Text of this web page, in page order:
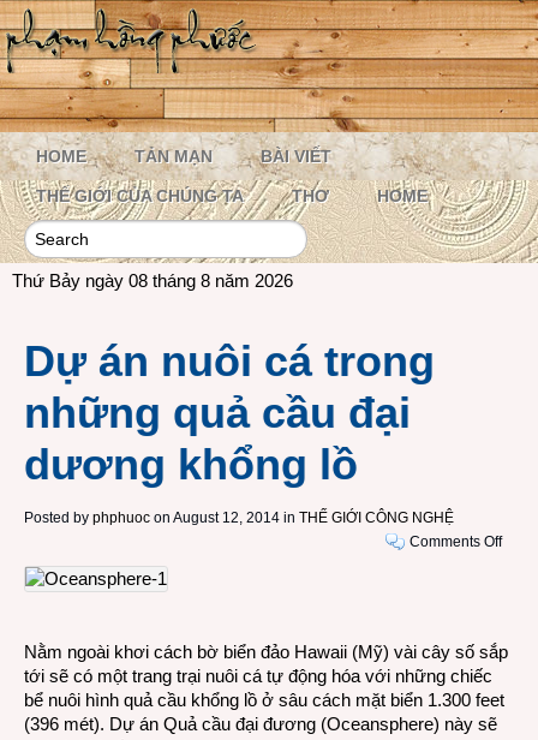
HOME TẢN MẠN BÀI VIẾT
THẾ GIỚI CỦA CHÚNG TA THƠ HOME
Thứ Bảy ngày 08 tháng 8 năm 2026
Dự án nuôi cá trong
những quả cầu đại
dương khổng lồ
Posted by phphuoc on August 12, 2014 in THẾ GIỚI CÔNG NGHỆ
Comments Offon
trong
quả
Nằm ngoài khơi cách bờ biển đảo Hawaii (Mỹ) vài cây số sắp
tới sẽ có một trang trại nuôi cá tự động hóa với những chiếc
bể nuôi hình quả cầu khổng lồ ở sâu cách mặt biển 1.300 feet
(396 mét). Dự án Quả cầu đại đương (Oceansphere) này sẽ